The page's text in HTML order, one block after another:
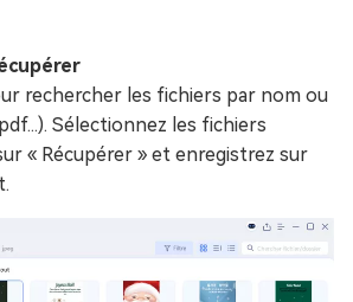
rechercher les fichiers par nom ou
Sélectionnez les fichiers
« Récupérer » et enregistrez sur